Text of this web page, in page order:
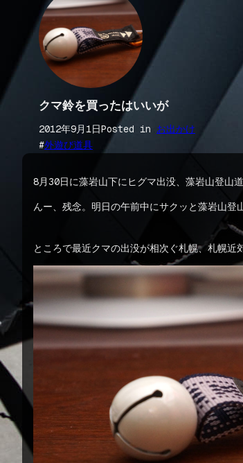
クマ鈴を買ったはいいが
2012年9月1日Posted in お出かけ
#外遊び道具
8月30日に藻岩山下にヒグマ出没、藻岩山登山
んー、残念。明日の午前中にサクッと藻岩山登
ところで最近クマの出没が相次ぐ札幌、札幌近